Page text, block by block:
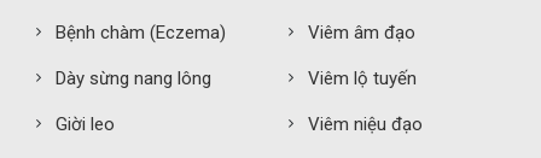
Bệnh chàm (Eczema)
Dày sừng nang lông
Giời leo
Viêm âm đạo
Viêm lộ tuyến
Viêm niệu đạo